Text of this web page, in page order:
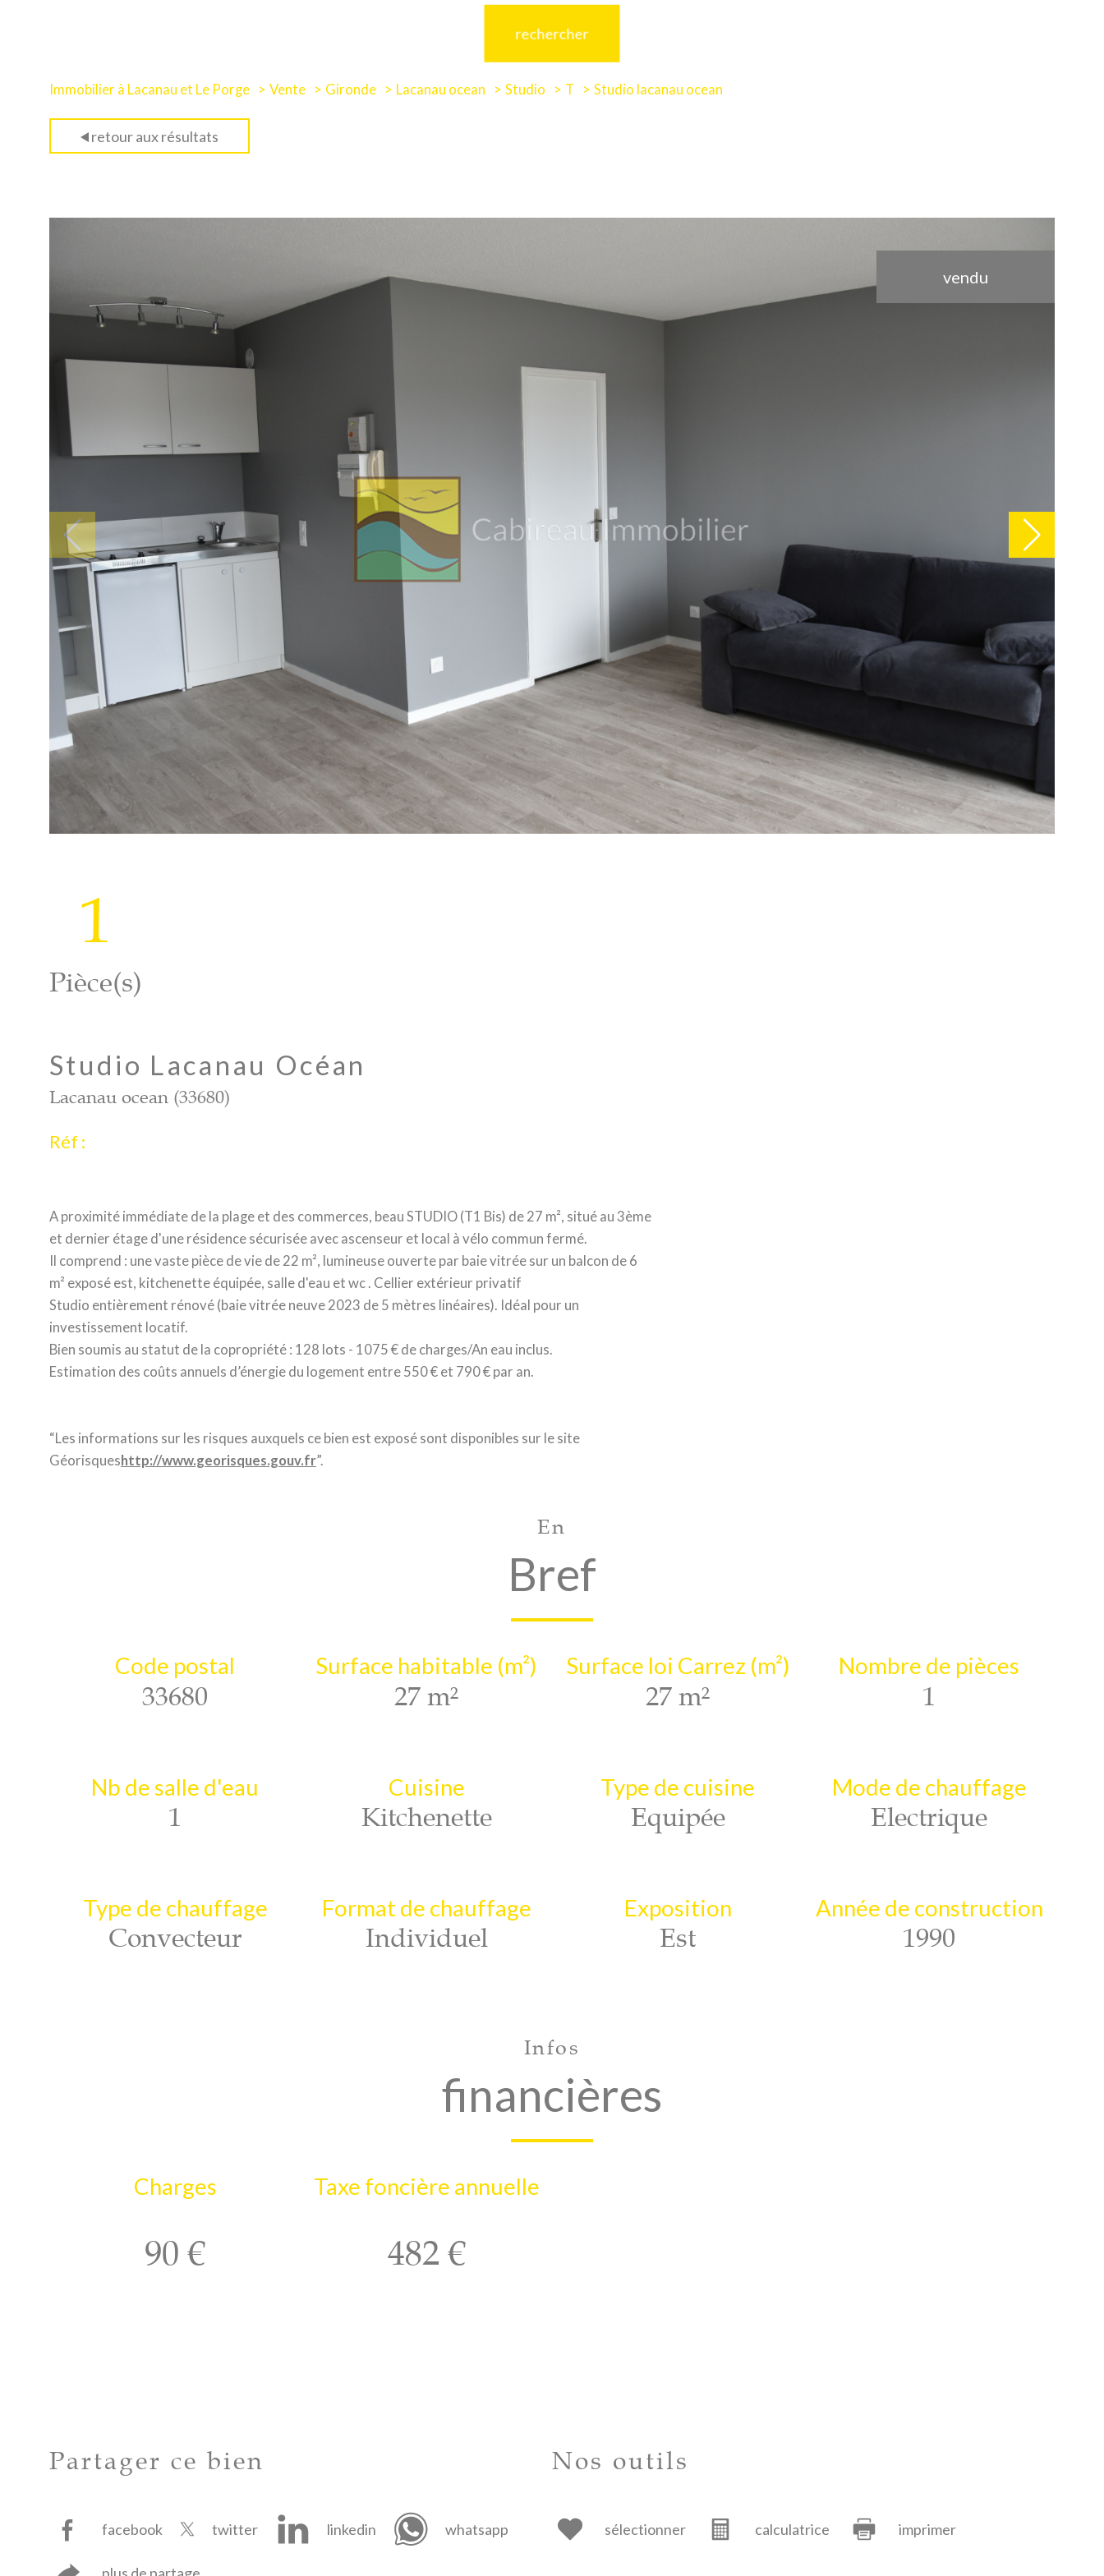
rechercher
Immobilier à Lacanau et Le Porge Vente Gironde Lacanau ocean Studio T Studio lacanau ocean
retour aux résultats
vendu
1
Pièce(s)
Studio Lacanau Océan
Lacanau ocean (33680)
Réf :
A proximité immédiate de la plage et des commerces, beau STUDIO (T1 Bis) de 27 m², situé au 3ème
et dernier étage d'une résidence sécurisée avec ascenseur et local à vélo commun fermé.
Il comprend : une vaste pièce de vie de 22 m², lumineuse ouverte par baie vitrée sur un balcon de 6
m² exposé est, kitchenette équipée, salle d'eau et wc . Cellier extérieur privatif
Studio entièrement rénové (baie vitrée neuve 2023 de 5 mètres linéaires). Idéal pour un
investissement locatif.
Bien soumis au statut de la copropriété : 128 lots - 1075 € de charges/An eau inclus.
Estimation des coûts annuels d’énergie du logement entre 550 € et 790 € par an.
“Les informations sur les risques auxquels ce bien est exposé sont disponibles sur le site
Géorisques http://www.georisques.gouv.fr”.
En
Bref
Code postal
33680
Surface habitable (m²)
27 m²
Surface loi Carrez (m²)
27 m²
Nombre de pièces
1
Nb de salle d'eau
1
Cuisine
Kitchenette
Type de cuisine
Equipée
Mode de chauffage
Electrique
Type de chauffage
Convecteur
Format de chauffage
Individuel
Exposition
Est
Année de construction
1990
Infos
financières
Charges
90 €
Taxe foncière annuelle
482 €
Partager ce bien
facebook twitter linkedin whatsapp
Nos outils
sélectionner calculatrice imprimer